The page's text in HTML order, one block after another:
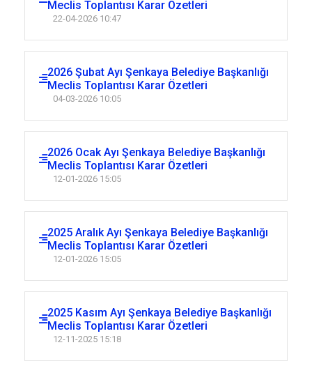
Meclis Toplantısı Karar Özetleri
22-04-2026 10:47
2026 Şubat Ayı Şenkaya Belediye Başkanlığı
Meclis Toplantısı Karar Özetleri
04-03-2026 10:05
2026 Ocak Ayı Şenkaya Belediye Başkanlığı
Meclis Toplantısı Karar Özetleri
12-01-2026 15:05
2025 Aralık Ayı Şenkaya Belediye Başkanlığı
Meclis Toplantısı Karar Özetleri
12-01-2026 15:05
2025 Kasım Ayı Şenkaya Belediye Başkanlığı
Meclis Toplantısı Karar Özetleri
12-11-2025 15:18